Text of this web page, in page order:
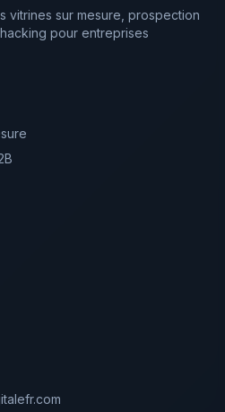
vitrines sur mesure, prospection
pour entreprises